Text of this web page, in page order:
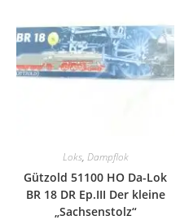
Loks, Dampflok
Gützold 51100 HO Da-Lok
BR 18 DR Ep.III Der kleine
„Sachsenstolz“